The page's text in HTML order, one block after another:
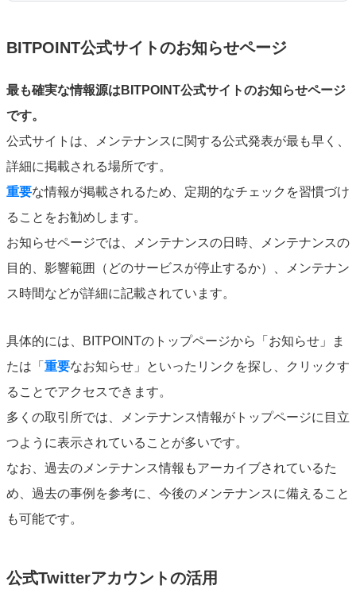
BITPOINT公式サイトのお知らせページ
最も確実な情報源はBITPOINT公式サイトのお知らせページ
です。
公式サイトは、メンテナンスに関する公式発表が最も早く、
詳細に掲載される場所です。
重要な情報が掲載されるため、定期的なチェックを習慣づけ
ることをお勧めします。
お知らせページでは、メンテナンスの日時、メンテナンスの
目的、影響範囲（どのサービスが停止するか）、メンテナン
ス時間などが詳細に記載されています。
具体的には、BITPOINTのトップページから「お知らせ」ま
たは「 重要なお知らせ」といったリンクを探し、クリックす
ることでアクセスできます。
多くの取引所では、メンテナンス情報がトップページに目立
つように表示されていることが多いです。
なお、過去のメンテナンス情報もアーカイブされているた
め、過去の事例を参考に、今後のメンテナンスに備えること
も可能です。
公式Twitterアカウントの活用